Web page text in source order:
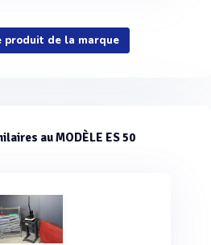
produit de la marque
au MODÈLE ES 50